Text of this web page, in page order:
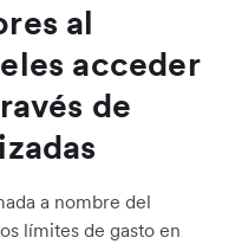
al
acceder
de
a nombre del
límites de gasto en